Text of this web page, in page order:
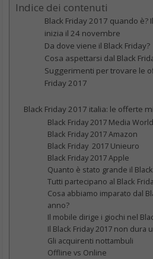
Indice dei contenuti
Black Friday 2017 quando è?
inizia il 24 novembre
Da dove viene il Black Friday?
Cosa aspettarsi dal Black
Suggerimenti per trovare le
Friday 2017
Black Friday 2017 italia: le offerte
Black Friday 2017 Media World
Black Friday 2017 Amazon
Black Friday 2017 Unieuro
Black Friday 2017 Apple
Quanto è stato grande il
Tutti partecipano al Black
Cosa abbiamo imparato dal
anno?
Il mobile dirige i giochi nel
Il Black Friday 2017 non dura
Gli acquirenti nottambuli
Offline vs Online